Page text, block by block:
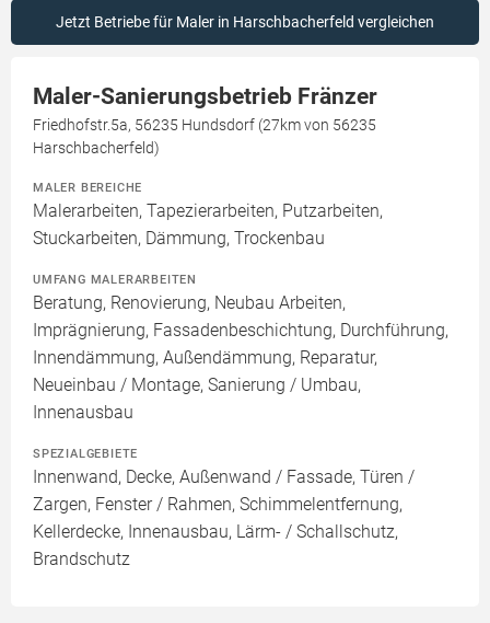
Jetzt Betriebe für Maler in Harschbacherfeld vergleichen
Maler-Sanierungsbetrieb Fränzer
Friedhofstr.5a, 56235 Hundsdorf (27km von 56235
Harschbacherfeld)
MALER BEREICHE
Malerarbeiten, Tapezierarbeiten, Putzarbeiten,
Stuckarbeiten, Dämmung, Trockenbau
UMFANG MALERARBEITEN
Beratung, Renovierung, Neubau Arbeiten,
Imprägnierung, Fassadenbeschichtung, Durchführung,
Innendämmung, Außendämmung, Reparatur,
Neueinbau / Montage, Sanierung / Umbau,
Innenausbau
SPEZIALGEBIETE
Innenwand, Decke, Außenwand / Fassade, Türen /
Zargen, Fenster / Rahmen, Schimmelentfernung,
Kellerdecke, Innenausbau, Lärm- / Schallschutz,
Brandschutz